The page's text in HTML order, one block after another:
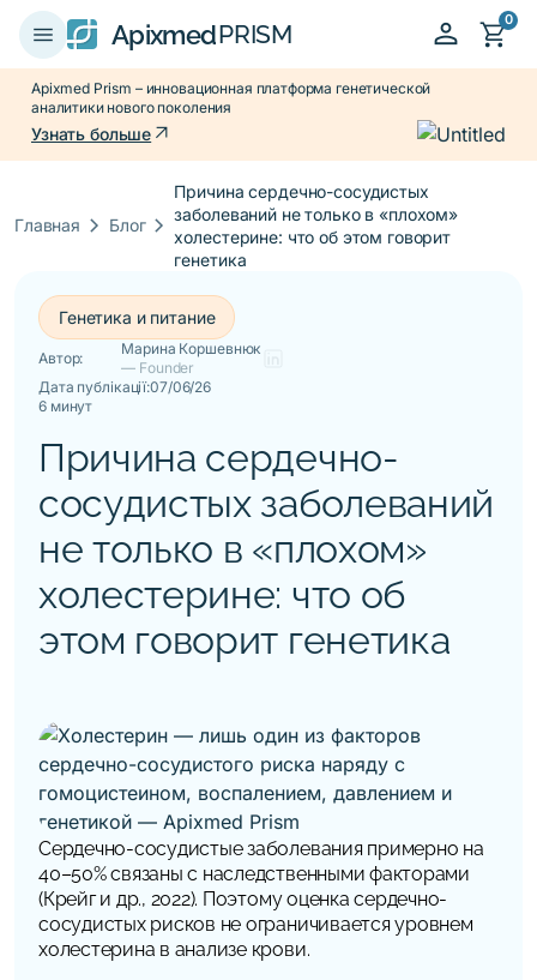
menu ApixmedPRISM person shopping_cart0
Apixmed Prism – инновационная платформа генетической
аналитики нового поколения
Узнать больше arrow_outward
Главная keyboard_arrow_right Блогkeyboard_arrow_right
Причина сердечно-сосудистых
заболеваний не только в «плохом»
холестерине: что об этом говорит
генетика
Генетика и питание
Автор:
Марина Коршевнюк
— Founder
Дата публікації:07/06/26
6 минут
Причина сердечно-
сосудистых заболеваний
не только в «плохом»
холестерине: что об
этом говорит генетика
Сердечно-сосудистые заболевания примерно на
40–50% связаны с наследственными факторами
(Крейг и др., 2022). Поэтому оценка сердечно-
сосудистых рисков не ограничивается уровнем
холестерина в анализе крови.